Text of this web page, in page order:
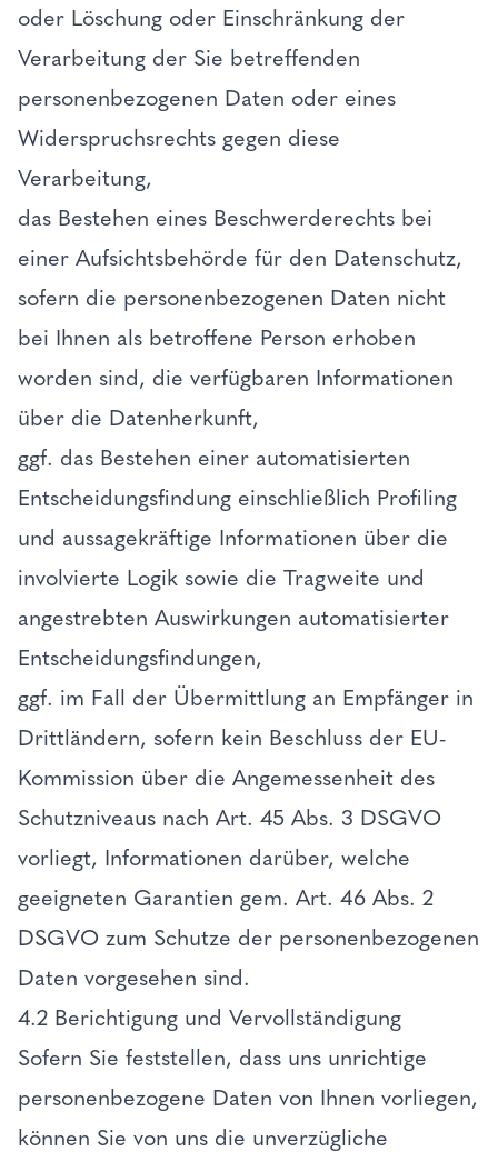
oder Löschung oder Einschränkung der
Verarbeitung der Sie betreffenden
personenbezogenen Daten oder eines
Widerspruchsrechts gegen diese
Verarbeitung,
das Bestehen eines Beschwerderechts bei
einer Aufsichtsbehörde für den Datenschutz,
sofern die personenbezogenen Daten nicht
bei Ihnen als betroffene Person erhoben
worden sind, die verfügbaren Informationen
über die Datenherkunft,
ggf. das Bestehen einer automatisierten
Entscheidungsfindung einschließlich Profiling
und aussagekräftige Informationen über die
involvierte Logik sowie die Tragweite und
angestrebten Auswirkungen automatisierter
Entscheidungsfindungen,
ggf. im Fall der Übermittlung an Empfänger in
Drittländern, sofern kein Beschluss der EU-
Kommission über die Angemessenheit des
Schutzniveaus nach Art. 45 Abs. 3 DSGVO
vorliegt, Informationen darüber, welche
geeigneten Garantien gem. Art. 46 Abs. 2
DSGVO zum Schutze der personenbezogenen
Daten vorgesehen sind.
4.2 Berichtigung und Vervollständigung
Sofern Sie feststellen, dass uns unrichtige
personenbezogene Daten von Ihnen vorliegen,
können Sie von uns die unverzügliche